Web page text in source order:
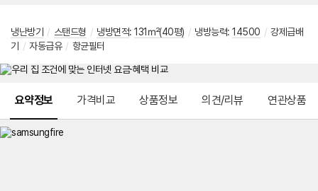
냉난방기 / 스탠드형 / 냉방면적: 131㎡(40평) / 냉방능력: 14500 / 강제급배
기
/ 자동급유 / 항균필터
요약정보 가격비교 상품정보 의견/리뷰 연관상품